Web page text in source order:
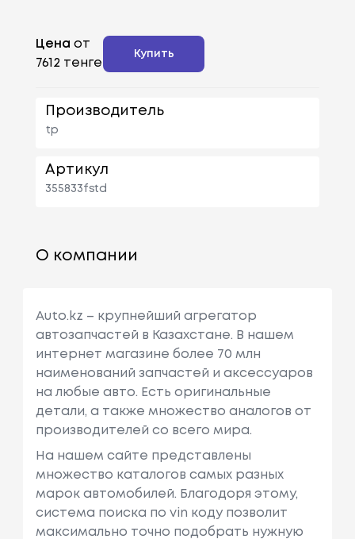
Цена от
7612 тенге
Купить
Производитель
tp
Артикул
355833fstd
О компании
Auto.kz – крупнейший агрегатор
автозапчастей в Казахстане. В нашем
интернет магазине более 70 млн
наименований запчастей и аксессуаров
на любые авто. Есть оригинальные
детали, а также множество аналогов от
производителей со всего мира.
На нашем сайте представлены
множество каталогов самых разных
марок автомобилей. Благодоря этому,
система поиска по vin коду позволит
максимально точно подобрать нужную